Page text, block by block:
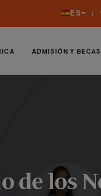
ES
ADMISIÓN Y BECAS
de los